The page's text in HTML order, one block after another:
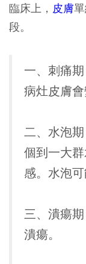
臨床上， 皮膚
段。
一、刺痛期
病灶皮膚會
二、水泡期
個到一大
感。水泡
三、潰瘍期
潰瘍。